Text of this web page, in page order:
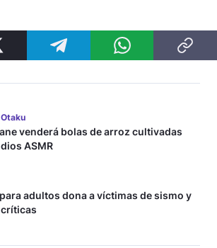
venderá bolas de arroz cultivadas
ASMR
adultos dona a víctimas de sismo y